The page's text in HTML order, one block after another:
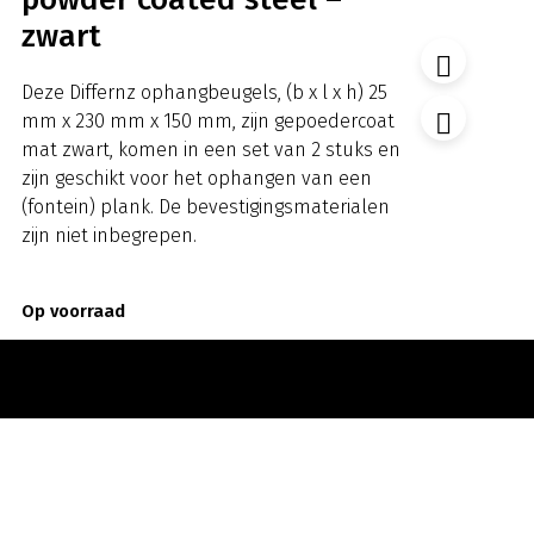
zwart
Deze Differnz ophangbeugels, (b x l x h) 25
mm x 230 mm x 150 mm, zijn gepoedercoat
mat zwart, komen in een set van 2 stuks en
zijn geschikt voor het ophangen van een
(fontein) plank. De bevestigingsmaterialen
zijn niet inbegrepen.
Op voorraad